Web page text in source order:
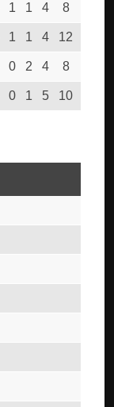
1 1 4 8
1 1 4 12
0 2 4 8
0 1 5 10